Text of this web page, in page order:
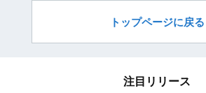
トップページに戻る
注目リリース